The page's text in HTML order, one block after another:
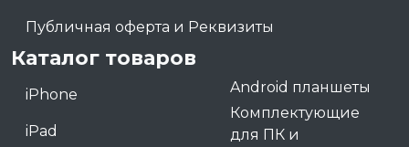
Публичная оферта и Реквизиты
Каталог товаров
iPhone
iPad
Android планшеты
Комплектующие
для ПК и